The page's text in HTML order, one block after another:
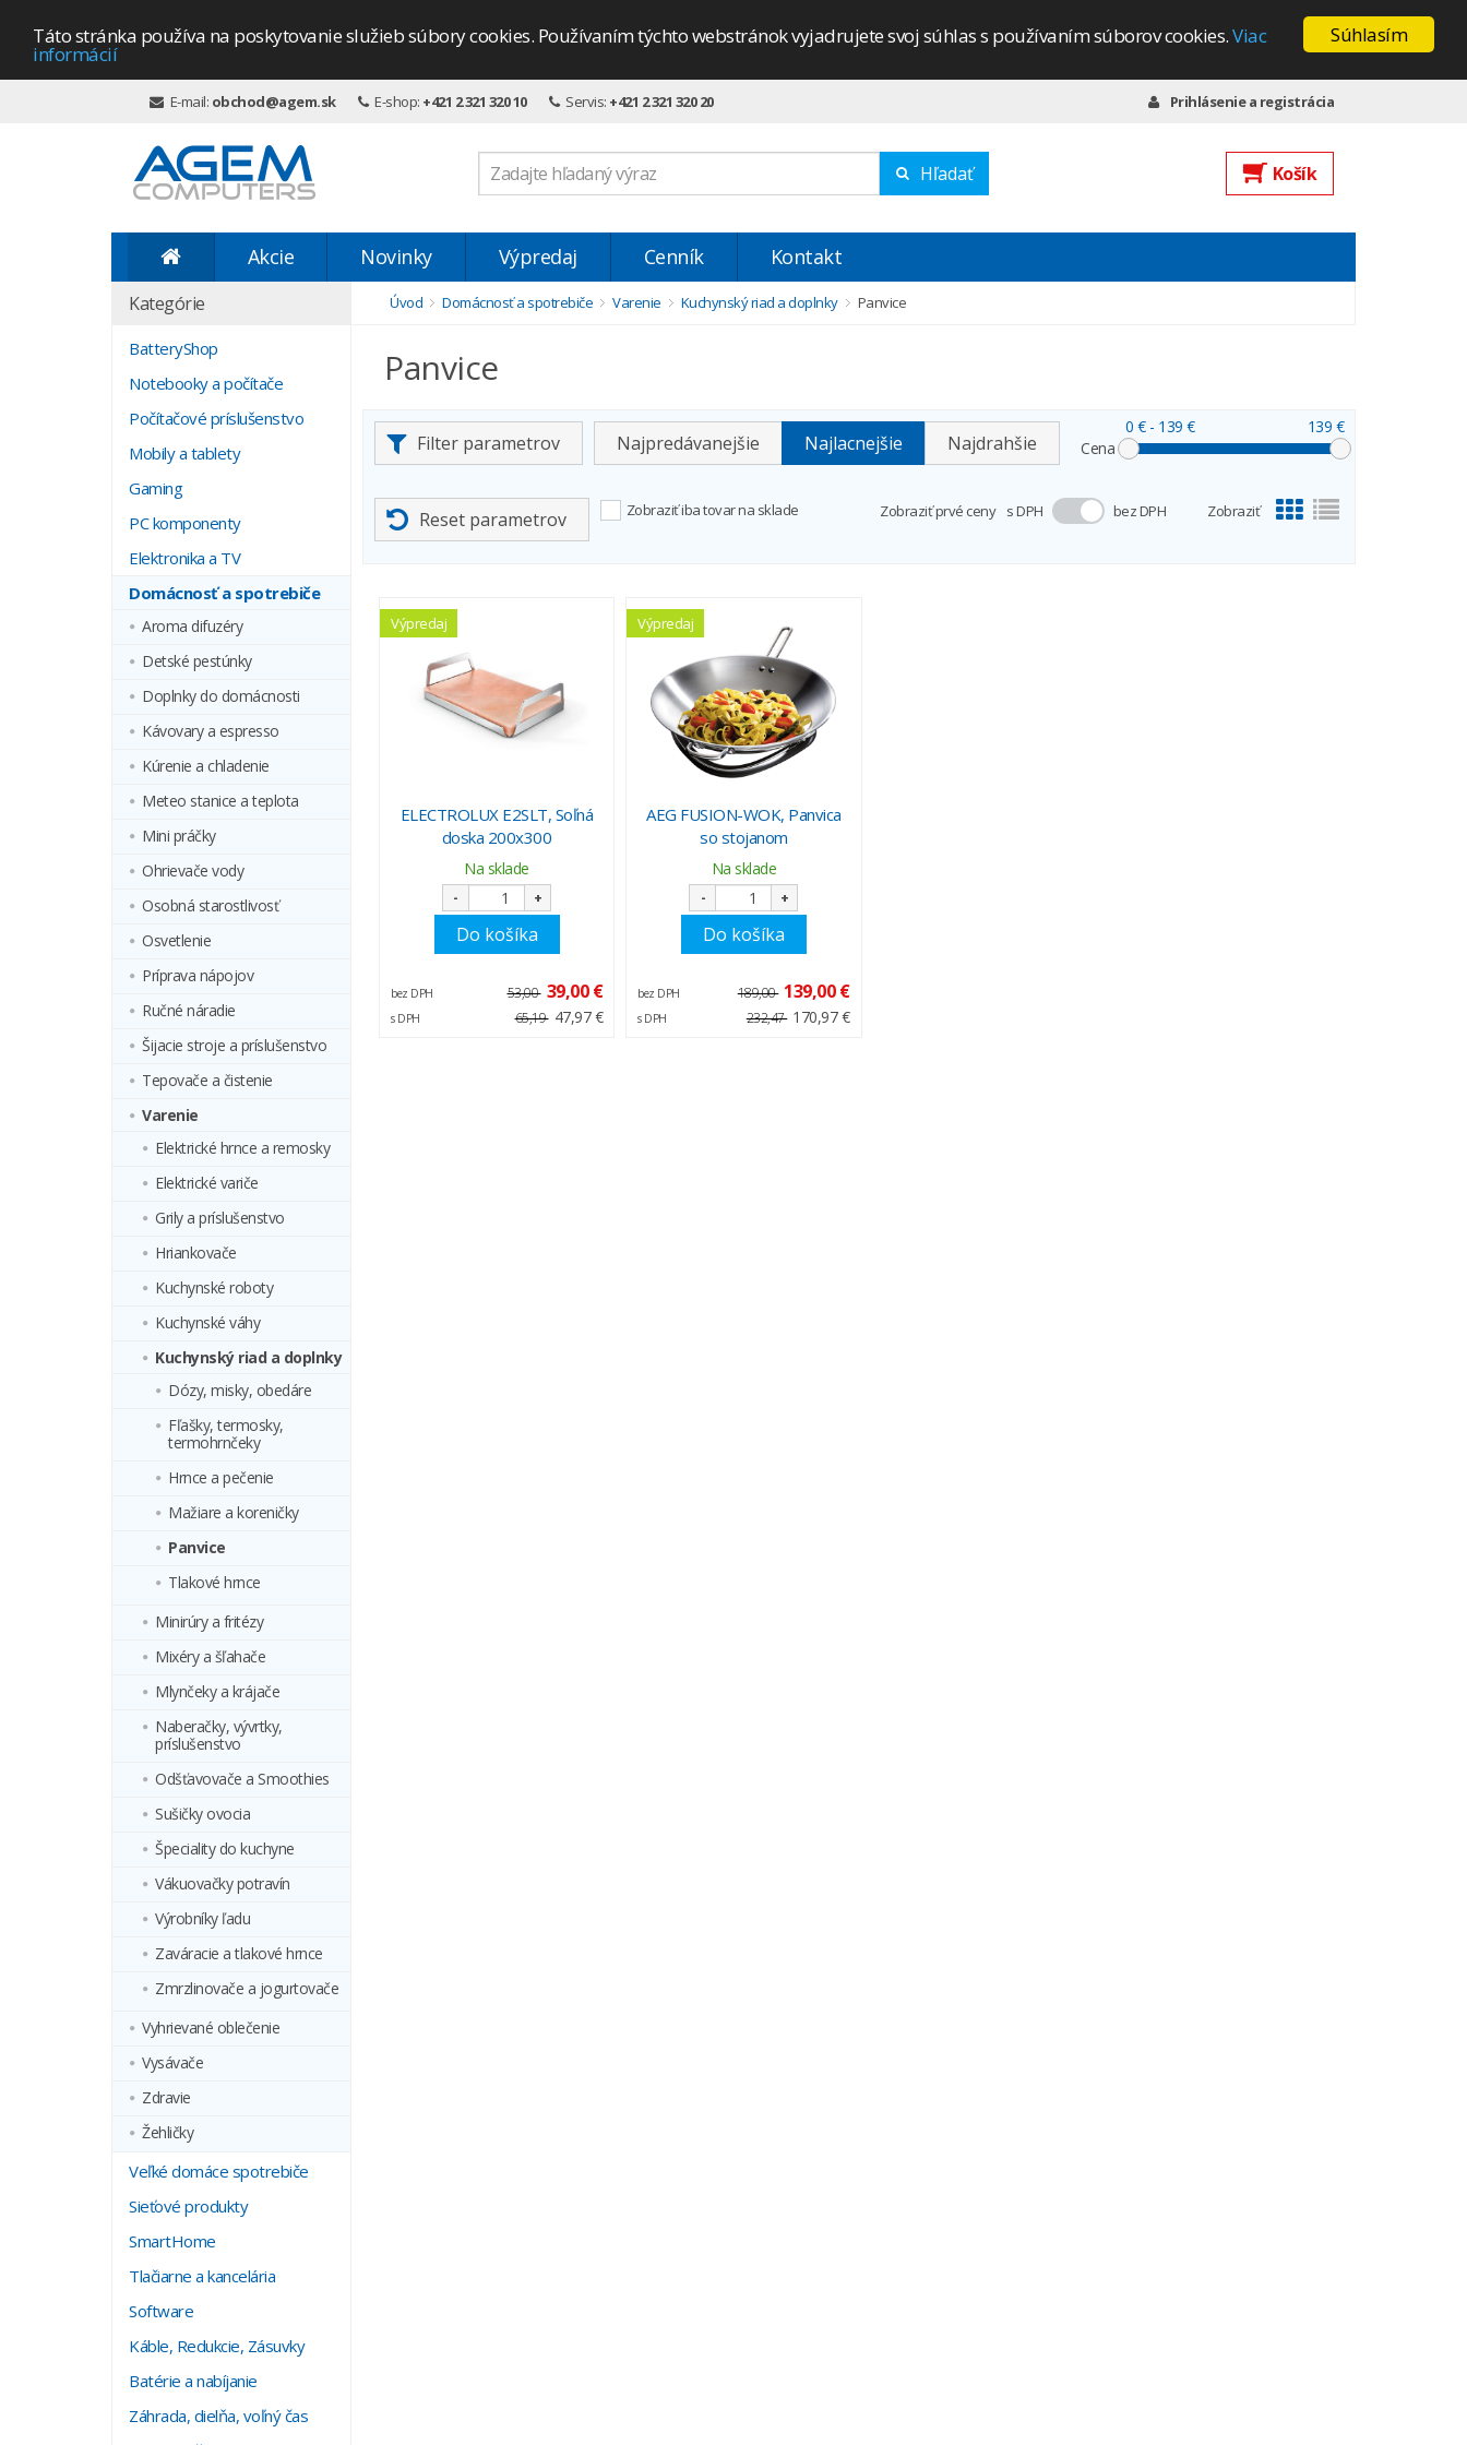
Súhlasím
Táto stránka používa na poskytovanie služieb súbory cookies. Používaním týchto webstránok vyjadrujete svoj súhlas s používaním súborov cookies.Viac
informácií
E-mail: obchod@agem.sk E-shop: +421 2 321 320 10 Servis: +421 2 321 320 20 Prihlásenie a registrácia
Hľadať Košík
Akcie Novinky Výpredaj Cenník Kontakt
Kategórie
BatteryShop
Notebooky a počítače
Počítačové príslušenstvo
Mobily a tablety
Gaming
PC komponenty
Elektronika a TV
Domácnosť a spotrebiče
Aroma difuzéry
Detské pestúnky
Doplnky do domácnosti
Kávovary a espresso
Kúrenie a chladenie
Meteo stanice a teplota
Mini práčky
Ohrievače vody
Osobná starostlivosť
Osvetlenie
Príprava nápojov
Ručné náradie
Šijacie stroje a príslušenstvo
Tepovače a čistenie
Varenie
Elektrické hrnce a remosky
Elektrické variče
Grily a príslušenstvo
Hriankovače
Kuchynské roboty
Kuchynské váhy
Kuchynský riad a doplnky
Dózy, misky, obedáre
Fľašky, termosky,
termohrnčeky
Hrnce a pečenie
Mažiare a koreničky
Panvice
Tlakové hrnce
Minirúry a fritézy
Mixéry a šľahače
Mlynčeky a krájače
Naberačky, vývrtky,
príslušenstvo
Odšťavovače a Smoothies
Sušičky ovocia
Špeciality do kuchyne
Vákuovačky potravín
Výrobníky ľadu
Zaváracie a tlakové hrnce
Zmrzlinovače a jogurtovače
Vyhrievané oblečenie
Vysávače
Zdravie
Žehličky
Veľké domáce spotrebiče
Sieťové produkty
SmartHome
Tlačiarne a kancelária
Software
Káble, Redukcie, Zásuvky
Batérie a nabíjanie
Záhrada, dielňa, voľný čas
Úvod Domácnosť a spotrebiče Varenie Kuchynský riad a doplnky Panvice
Panvice
Filter parametrov Najpredávanejšie Najlacnejšie Najdrahšie Cena
0 €- 139 € 139 €
Reset parametrov Zobraziť iba tovar na sklade Zobraziť prvé ceny s DPH bez DPH Zobraziť
Výpredaj
ELECTROLUX E2SLT, Soľná
doska 200x300
Na sklade
- +
Do košíka
bez DPH 53,00 39,00 €
s DPH 65,19 47,97 €
Výpredaj
AEG FUSION-WOK, Panvica
so stojanom
Na sklade
- +
Do košíka
bez DPH 189,00 139,00 €
s DPH 232,47 170,97 €